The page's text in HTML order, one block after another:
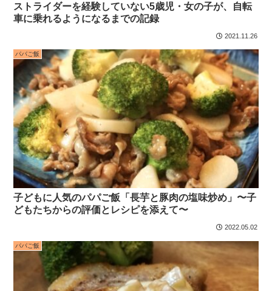
ストライダーを経験していない5歳児・女の子が、自転
車に乗れるようになるまでの記録
2021.11.26
パパご飯
子どもに人気のパパご飯「長芋と豚肉の塩味炒め」〜子
どもたちからの評価とレシピを添えて〜
2022.05.02
パパご飯